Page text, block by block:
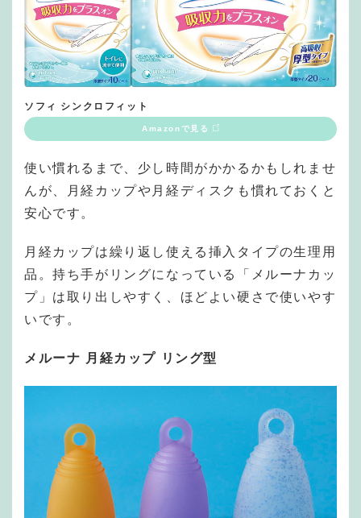
ソフィ シンクロフィット
Amazonで見る
使い慣れるまで、少し時間がかかるかもしれませ
んが、月経カップや月経ディスクも慣れておくと
安心です。
月経カップは繰り返し使える挿入タイプの生理用
品。持ち手がリングになっている「メルーナカッ
プ」は取り出しやすく、ほどよい硬さで使いやす
いです。
メルーナ 月経カップ リング型